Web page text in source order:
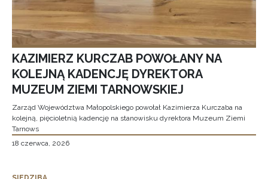
KAZIMIERZ KURCZAB POWOŁANY NA
KOLEJNĄ KADENCJĘ DYREKTORA
MUZEUM ZIEMI TARNOWSKIEJ
Zarząd Województwa Małopolskiego powołał Kazimierza Kurczaba na
kolejną, pięcioletnią kadencję na stanowisku dyrektora Muzeum Ziemi
Tarnows
18 czerwca, 2026